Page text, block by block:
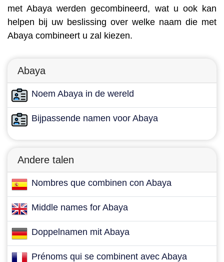
met Abaya werden gecombineerd, wat u ook kan
helpen bij uw beslissing over welke naam die met
Abaya combineert u zal kiezen.
Abaya
Noem Abaya in de wereld
Bijpassende namen voor Abaya
Andere talen
Nombres que combinen con Abaya
Middle names for Abaya
Doppelnamen mit Abaya
Prénoms qui se combinent avec Abaya